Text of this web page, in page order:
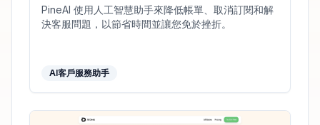
PineAI 使用人工智慧助手來降低帳單、取消訂閱和解
決客服問題，以節省時間並讓您免於挫折。
AI客戶服務助手